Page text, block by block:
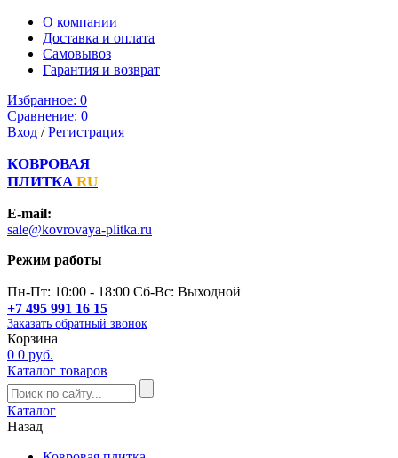
О компании
Доставка и оплата
Самовывоз
Гарантия и возврат
Избранное: 0
Сравнение: 0
Вход /Регистрация
КОВРОВАЯ
ПЛИТКА RU
E-mail:
sale@kovrovaya-plitka.ru
Режим работы
Пн-Пт: 10:00 - 18:00 Сб-Вс: Выходной
+7 495 991 16 15
Заказать обратный звонок
Корзина
0 0 руб.
Каталог товаров
Каталог
Назад